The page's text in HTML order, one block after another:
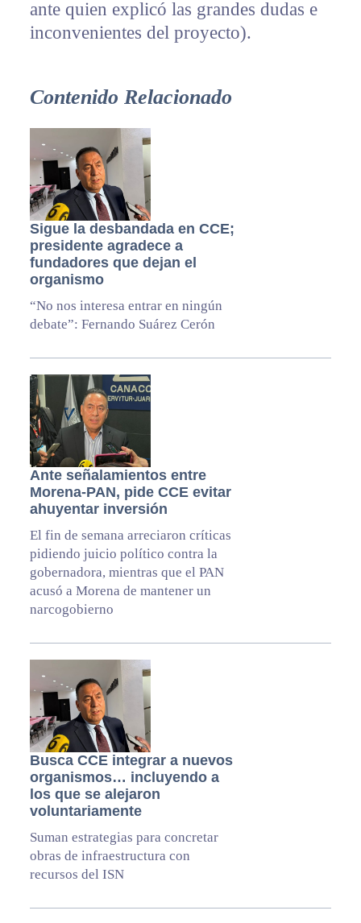
ante quien explicó las grandes dudas e
inconvenientes del proyecto).
Contenido Relacionado
Sigue la desbandada en CCE;
presidente agradece a
fundadores que dejan el
organismo
“No nos interesa entrar en ningún
debate”: Fernando Suárez Cerón
Ante señalamientos entre
Morena-PAN, pide CCE evitar
ahuyentar inversión
El fin de semana arreciaron críticas
pidiendo juicio político contra la
gobernadora, mientras que el PAN
acusó a Morena de mantener un
narcogobierno
Busca CCE integrar a nuevos
organismos… incluyendo a
los que se alejaron
voluntariamente
Suman estrategias para concretar
obras de infraestructura con
recursos del ISN